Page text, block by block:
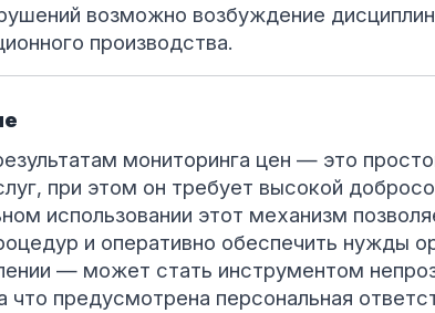
возможно возбуждение
производства.
мониторинга цен — это
при этом он требует высокой
использовании этот механизм
и оперативно обеспечить нужды
— может стать инструментом
что предусмотрена персональная